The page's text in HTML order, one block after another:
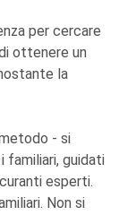
per cercare
ottenere un
la
- si
familiari, guidati
esperti.
Non si